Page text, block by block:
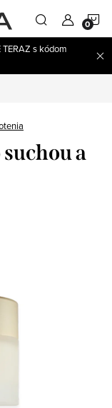
TERAZ s kódom
a